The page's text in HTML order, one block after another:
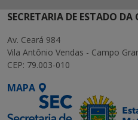
SECRETARIA DE ESTADO
Av. Ceará 984
Vila Antônio Vendas - Campo
CEP: 79.003-010
MAPA